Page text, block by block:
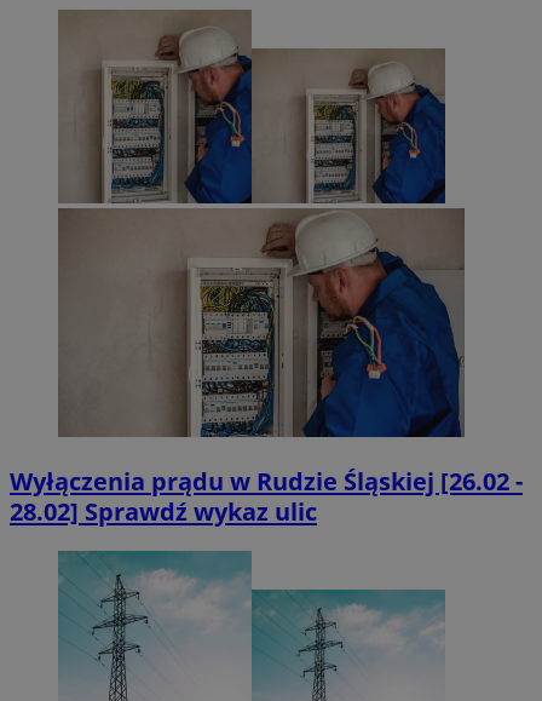
Wyłączenia prądu w Rudzie Śląskiej [26.02 -
28.02] Sprawdź wykaz ulic